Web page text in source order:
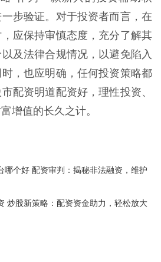
步验证。对于投资者而言，在
应保持审慎态度，充分了解其
及法律合规情况，以避免陷入
，也应明确，任何投资策略都
配资明道配资好，理性投资、
增值的长久之计。
哪个好 配资审判：揭秘非法融资，维护
炒股新策略：配资资金助力，轻松放大